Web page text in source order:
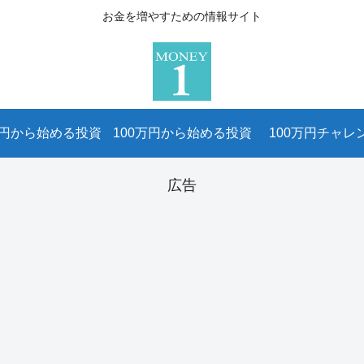
お金を増やすための情報サイト
から始める投資 100万円から始める投資 100万円チャレ
広告